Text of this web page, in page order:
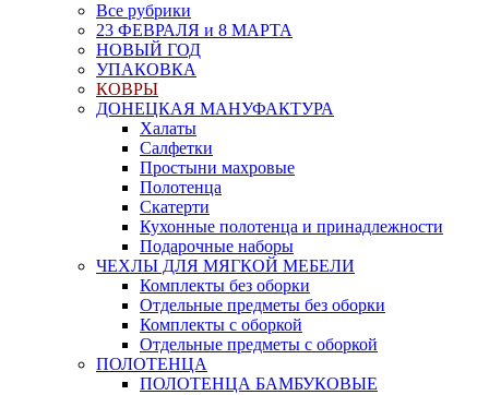
Все рубрики
23 ФЕВРАЛЯ и 8 МАРТА
НОВЫЙ ГОД
УПАКОВКА
КОВРЫ
ДОНЕЦКАЯ МАНУФАКТУРА
Халаты
Салфетки
Простыни махровые
Полотенца
Скатерти
Кухонные полотенца и принадлежности
Подарочные наборы
ЧЕХЛЫ ДЛЯ МЯГКОЙ МЕБЕЛИ
Комплекты без оборки
Отдельные предметы без оборки
Комплекты с оборкой
Отдельные предметы с оборкой
ПОЛОТЕНЦА
ПОЛОТЕНЦА БАМБУКОВЫЕ